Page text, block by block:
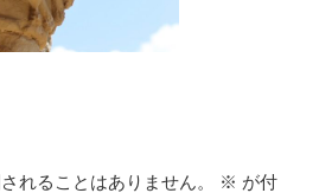
れることはありません。 ※ が付